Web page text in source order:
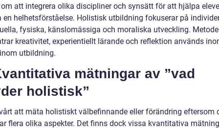
att integrera olika discipliner och synsätt för att hjälpa
en helhetsförståelse. Holistisk utbildning fokuserar på
fysiska, känslomässiga och moraliska utveckling.
kreativitet, experientiellt lärande och reflektion används
utbildning.
mätningar av ”vad
holistisk”
att mäta holistiskt välbefinnande eller förändring eftersom
flera olika aspekter. Det finns dock vissa kvantitativa